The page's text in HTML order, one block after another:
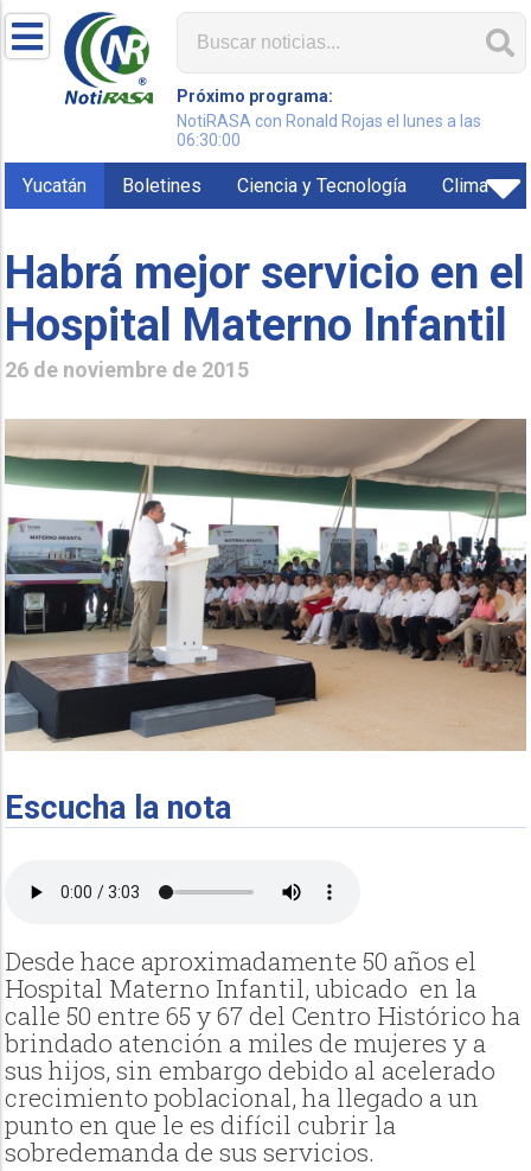
Próximo programa:
NotiRASA con Ronald Rojas el lunes a las
06:30:00
Yucatán Boletines Ciencia y Tecnología Clima
Habrá mejor servicio en el
Hospital Materno Infantil
26 de noviembre de 2015
Escucha la nota
Desde hace aproximadamente 50 años el
Hospital Materno Infantil, ubicado en la
calle 50 entre 65 y 67 del Centro Histórico ha
brindado atención a miles de mujeres y a
sus hijos, sin embargo debido al acelerado
crecimiento poblacional, ha llegado a un
punto en que le es difícil cubrir la
sobredemanda de sus servicios.